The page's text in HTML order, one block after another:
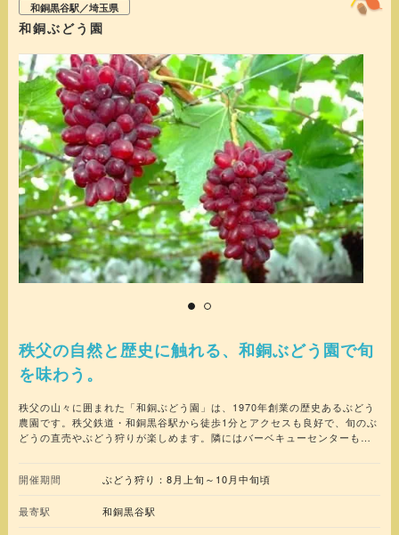
和銅黒谷駅／埼玉県
和銅ぶどう園
秩父の自然と歴史に触れる、和銅ぶどう園で旬
を味わう。
秩父の山々に囲まれた「和銅ぶどう園」は、1970年創業の歴史あるぶどう
農園です。秩父鉄道・和銅黒谷駅から徒歩1分とアクセスも良好で、旬のぶ
どうの直売やぶどう狩りが楽しめます。隣にはバーベキューセンターも併
喫できます。
開催期間 ぶどう狩り：8月上旬～10月中旬頃
最寄駅 和銅黒谷駅